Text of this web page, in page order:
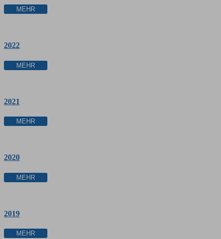
MEHR
2022
MEHR
2021
MEHR
2020
MEHR
2019
MEHR